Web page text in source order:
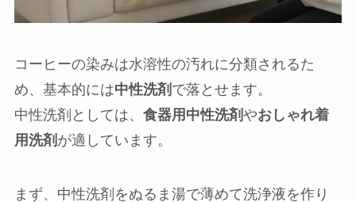
コーヒーの染みは水溶性の汚れに分類されるた
め、基本的には中性洗剤 で落とせます。
中性洗剤としては、 食器用中性洗剤やおしゃれ着
用洗剤 が適しています。
まず、中性洗剤をぬるま湯で薄めて洗浄液を作り